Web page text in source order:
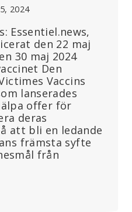
2024
Essentiel.news,
den 22 maj
30 maj 2024
Den
Vaccins
lanserades
offer för
deras
att bli en ledande
främsta syfte
från